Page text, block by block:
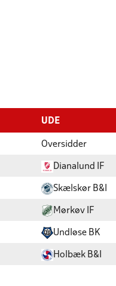
UDE
Oversidder
Dianalund IF
Skælskør B&I
Mørkøv IF
Undløse BK
Holbæk B&I